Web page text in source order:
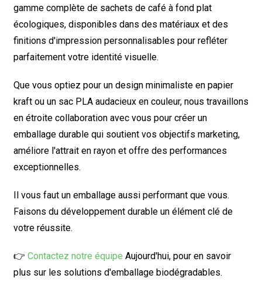
gamme complète de sachets de café à fond plat
écologiques, disponibles dans des matériaux et des
finitions d'impression personnalisables pour refléter
parfaitement votre identité visuelle.
Que vous optiez pour un design minimaliste en papier
kraft ou un sac PLA audacieux en couleur, nous travaillons
en étroite collaboration avec vous pour créer un
emballage durable qui soutient vos objectifs marketing,
améliore l'attrait en rayon et offre des performances
exceptionnelles.
Il vous faut un emballage aussi performant que vous.
Faisons du développement durable un élément clé de
votre réussite.
👉 Contactez notre équipe Aujourd'hui, pour en savoir
plus sur les solutions d'emballage biodégradables.